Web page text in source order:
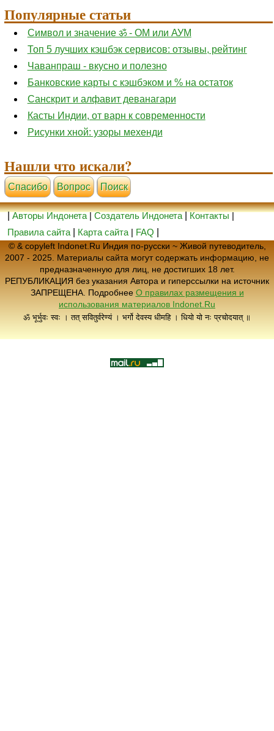
Популярные статьи
Символ и значение ॐ - ОМ или АУМ
Топ 5 лучших кэшбэк сервисов: отзывы, рейтинг
Чаванпраш - вкусно и полезно
Банковские карты с кэшбэком и % на остаток
Санскрит и алфавит деванагари
Касты Индии, от варн к современности
Рисунки хной: узоры мехенди
Нашли что искали?
Cпасибо Вопрос Поиск
|Авторы Индонета|Создатель Индонета|Контакты|
Правила сайта
Карта сайта | FAQ
© & copyleft Indonet.Ru Индия по-русски ~ Живой путеводитель,
2007 - 2025. Материалы сайта могут содержать информацию, не
предназначенную для лиц, не достигших 18 лет.
РЕПУБЛИКАЦИЯ без указания Автора и гиперссылки на источник
ЗАПРЕЩЕНА. Подробнее О правилах размещения и
использования материалов Indonet.Ru
ॐ भूर्भुवः स्वः । तत् सवितुर्वरेण्यं । भर्गो देवस्य धीमहि । धियो यो नः प्रचोदयात् ॥